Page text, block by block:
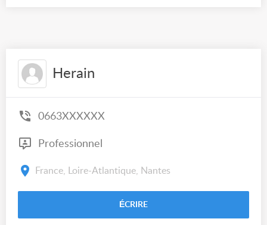
Herain
0663XXXXXX
Professionnel
France, Loire-Atlantique, Nantes
ÉCRIRE